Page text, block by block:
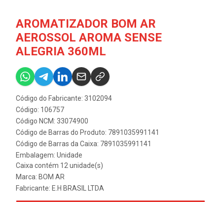
AROMATIZADOR BOM AR
AEROSSOL AROMA SENSE
ALEGRIA 360ML
Código do Fabricante: 3102094
Código: 106757
Código NCM: 33074900
Código de Barras do Produto: 7891035991141
Código de Barras da Caixa: 7891035991141
Embalagem: Unidade
Caixa contém 12 unidade(s)
Marca: BOM AR
Fabricante: E.H BRASIL LTDA